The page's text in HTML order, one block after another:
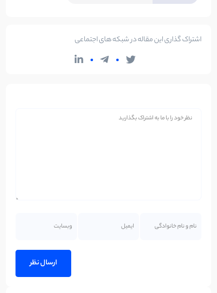
اشتراک گذاری این مقاله در شبکه های اجتماعی